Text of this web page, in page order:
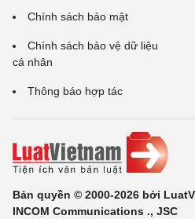
Chính sách bảo mật
Chính sách bảo vệ dữ liệu
cá nhân
Thông báo hợp tác
Bản quyền © 2000-2026 bởi
INCOM Communications ., JSC